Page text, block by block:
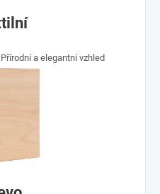
a elegantní vzhled